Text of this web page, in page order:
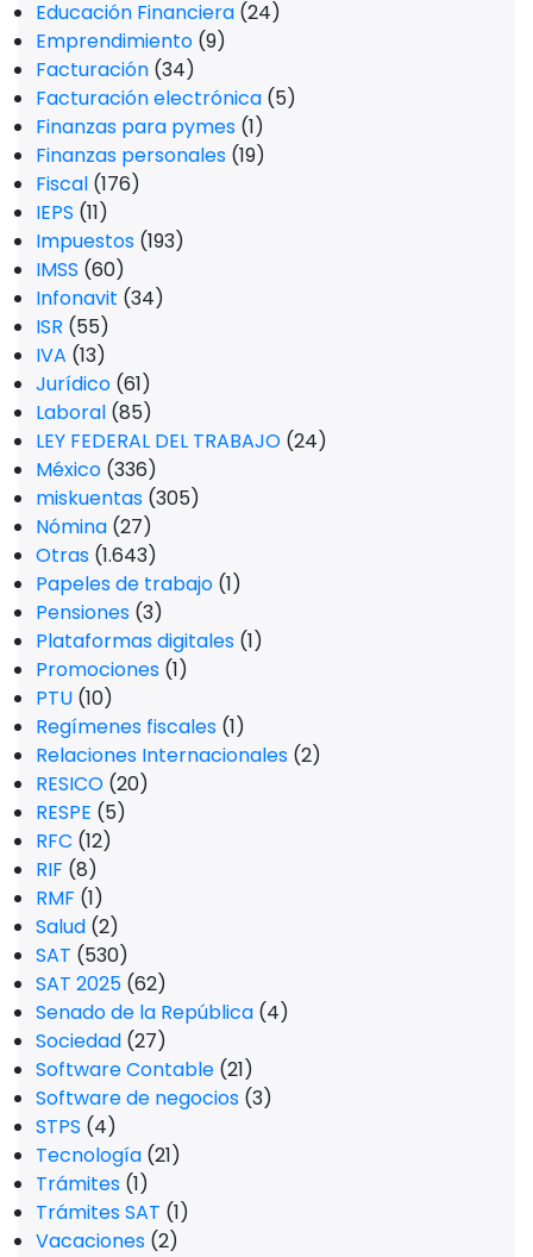
Educación Financiera (24)
Emprendimiento (9)
Facturación (34)
Facturación electrónica (5)
Finanzas para pymes (1)
Finanzas personales (19)
Fiscal (176)
IEPS (11)
Impuestos (193)
IMSS (60)
Infonavit (34)
ISR (55)
IVA (13)
Jurídico (61)
Laboral (85)
LEY FEDERAL DEL TRABAJO (24)
México (336)
miskuentas (305)
Nómina (27)
Otras (1.643)
Papeles de trabajo (1)
Pensiones (3)
Plataformas digitales (1)
Promociones (1)
PTU (10)
Regímenes fiscales (1)
Relaciones Internacionales (2)
RESICO (20)
RESPE (5)
RFC (12)
RIF (8)
RMF (1)
Salud (2)
SAT (530)
SAT 2025 (62)
Senado de la República (4)
Sociedad (27)
Software Contable (21)
Software de negocios (3)
STPS (4)
Tecnología (21)
Trámites (1)
Trámites SAT (1)
Vacaciones (2)